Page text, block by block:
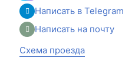
Написать в Telegram
Написать на почту
Схема проезда